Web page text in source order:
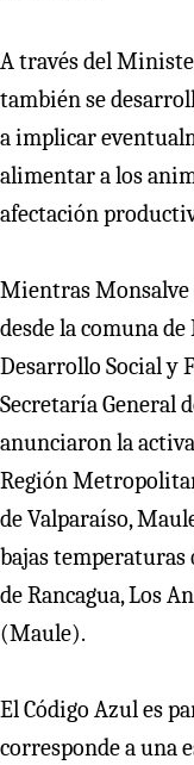
A través del
también se
a implicar
alimentar a los
afectación
Mientras Monsalve
desde la comuna
Desarrollo Social y
Secretaría General
anunciaron la
Región
de Valparaíso,
bajas temperaturas
de Rancagua, Los
(Maule).
El Código Azul es
corresponde a una